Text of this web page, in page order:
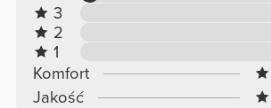
3
2
1
Komfort
Jakość